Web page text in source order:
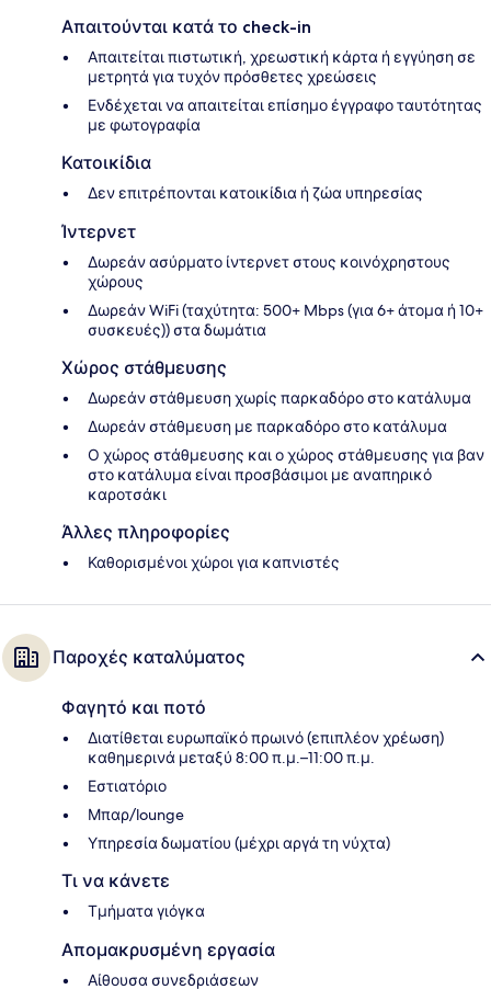
Απαιτούνται κατά το check-in
Απαιτείται πιστωτική, χρεωστική κάρτα ή εγγύηση σε
μετρητά για τυχόν πρόσθετες χρεώσεις
Ενδέχεται να απαιτείται επίσημο έγγραφο ταυτότητας
με φωτογραφία
Κατοικίδια
Δεν επιτρέπονται κατοικίδια ή ζώα υπηρεσίας
Ίντερνετ
Δωρεάν ασύρματο ίντερνετ στους κοινόχρηστους
χώρους
Δωρεάν WiFi (ταχύτητα: 500+ Mbps (για 6+ άτομα ή 10+
συσκευές)) στα δωμάτια
Χώρος στάθμευσης
Δωρεάν στάθμευση χωρίς παρκαδόρο στο κατάλυμα
Δωρεάν στάθμευση με παρκαδόρο στο κατάλυμα
Ο χώρος στάθμευσης και ο χώρος στάθμευσης για βαν
στο κατάλυμα είναι προσβάσιμοι με αναπηρικό
καροτσάκι
Άλλες πληροφορίες
Καθορισμένοι χώροι για καπνιστές
Παροχές καταλύματος
Φαγητό και ποτό
Διατίθεται ευρωπαϊκό πρωινό (επιπλέον χρέωση)
καθημερινά μεταξύ 8:00 π.μ.–11:00 π.μ.
Εστιατόριο
Μπαρ/lounge
Υπηρεσία δωματίου (μέχρι αργά τη νύχτα)
Τι να κάνετε
Τμήματα γιόγκα
Απομακρυσμένη εργασία
Αίθουσα συνεδριάσεων